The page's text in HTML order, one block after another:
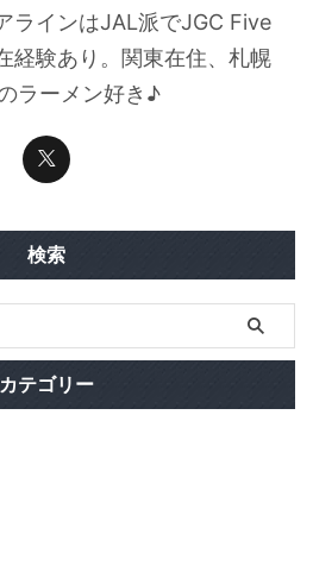
ラインはJAL派でJGC Five
経験あり。関東在住、札幌
ラーメン好き♪
検索
カテゴリー